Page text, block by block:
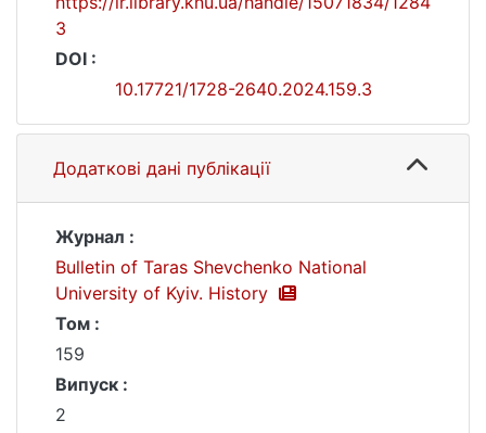
3
DOI :
10.17721/1728-2640.2024.159.3
Додаткові дані публікації
Журнал :
Bulletin of Taras Shevchenko National
University of Kyiv. History
Том :
159
Випуск :
2